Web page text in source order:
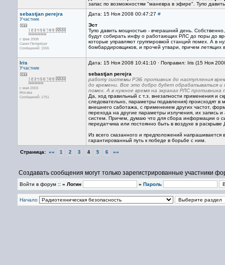
запас по возможностям "маневра в эфире". Тупо
sebastjan perejra
Участник
с фев 2008
Санкт-Петербург
Сообщений: 1555
Дата: 15 Ноя 2008 00:47:27 #
Эст
Тупо давить мощностью - вчерашний день.
будут собирать инфу о работающих РЛС до поры до
которые управляют группировкой станций помех. А в
бомбардировщиков, и прочей утвари, причем летящих
Iris
Участник
с мая 2003
Москва
Сообщений: 1751
Дата: 15 Ноя 2008 10:41:10 · Поправил: Iris (15 Ноя
sebastjan perejra
работу системы РЭБ противник до наступления
до времени. Все это добро будет обрабатываться
помех. А в нужное время на экранах РЛС противника
Да, ход правильный с т.з. внезапности применения и
следовательно, параметры подавления) происходят
внешнего саботажа, с применеием других частот,
перехода на другие параметры излучения, их запись
систем. Причем, думаю что для сбора информации о
передатчика или постоянно быть в воздухе в
Из всего сказанного и предположений
гарантированный путь к победе в борьбе с ним.
Страница: «« 1 2 3 4 5 6 »»
Создавать сообщения могут только зарегистрированные участники
Войти в форум :: » Логин » Пароль
Начало